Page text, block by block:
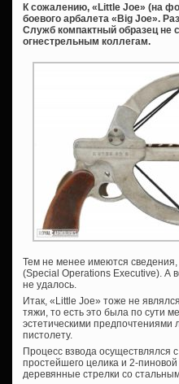
К сожалению, «Little Joe» (на
боевого арбалета «Big Joe».
Служб компактный образец не
огнестрельным коллегам.
Тем не менее имеются сведения,
(Special Operations Executive). А
не удалось.
Итак, «Little Joe» тоже не
тяжи, то есть это была по сути
эстетическими предпочтениями
пистолету.
Процесс взвода осуществлялся
простейшего целика и 2-пиновой
деревянные стрелки со